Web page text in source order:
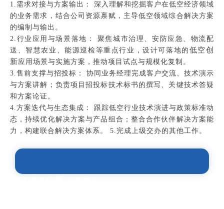
1.需求对接与方案输出： 深入理解和挖掘客户在低空经济领域
的业务需求，结合公司资源禀赋，主导低空领域综合解决方案
的编制与输出。
2.行业应用与场景落地： 聚焦城市治理、安防应急、物流配
送、智慧农业、能源巡检等重点行业，设计可落地的 低空创
新应用场景与实施方案，推动项目试点与规模化复制。
3.售前支撑与招投标： 协同业务经理完成客户交流、技术演示
与方案讲解；负责项目招投标技术标书的撰写、关键技术答疑
和方案论证。
4.方案迭代与生态集成： 跟踪低空行业技术演进与政策标准动
态，持续优化解决方案与产品组合；整合合作伙伴解决方案能
力，构建联合解决方案体系。 5.完成上级交办的其他工作。